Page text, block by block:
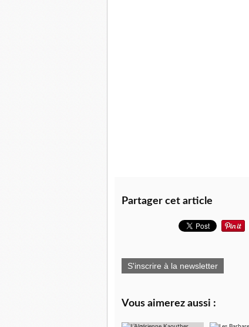
Partager cet article
S'inscrire à la newsletter
Vous aimerez aussi :